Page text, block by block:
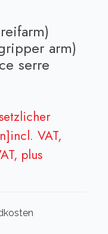
arm)
serre
VAT,
plus